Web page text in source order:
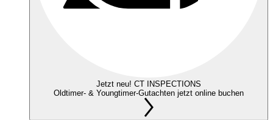
Jetzt neu! CT INSPECTIONS
Oldtimer- & Youngtimer-Gutachten jetzt online buchen